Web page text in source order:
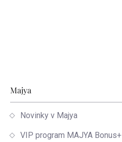
Zápätie
Majya
Novinky v Majya
VIP program MAJYA Bonus+